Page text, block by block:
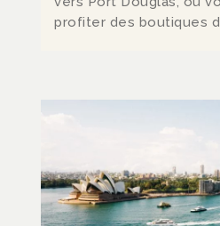
profiter des boutiques